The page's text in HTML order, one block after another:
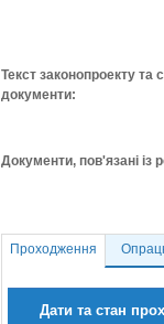
Текст законопроекту та
документи:
Документи, пов'язані із
Проходження
Дати та стан